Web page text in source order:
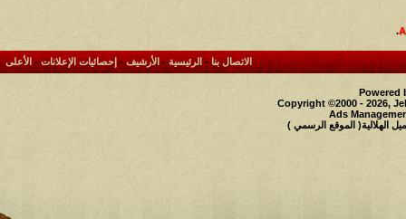
.
الاتصال بنا- الرئيسية-الأرشيف- إحصائيات الإعلانات- الأعلى
Powered
Copyright ©2000 - 2026,
Ads
الهلالية( الموقع الرسمي )